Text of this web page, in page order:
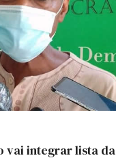
vai integrar lista da